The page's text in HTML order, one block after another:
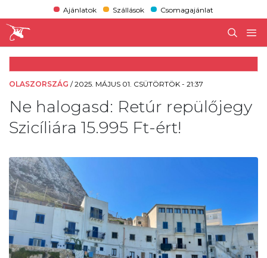
Ajánlatok Szállások Csomagajánlat
OLASZORSZÁG /2025. MÁJUS 01. CSÜTÖRTÖK - 21:37
Ne halogasd: Retúr repülőjegy
Szicíliára 15.995 Ft-ért!